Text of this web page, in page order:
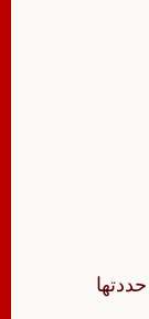
حددتها